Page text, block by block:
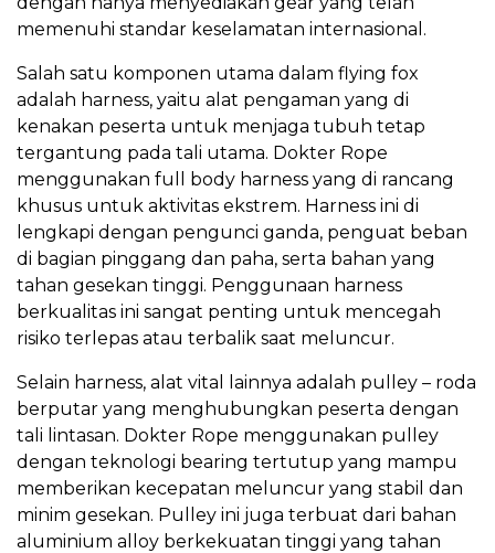
memenuhi standar keselamatan internasional.
Salah satu komponen utama dalam flying fox
adalah harness, yaitu alat pengaman yang di
kenakan peserta untuk menjaga tubuh tetap
tergantung pada tali utama. Dokter Rope
menggunakan full body harness yang di rancang
khusus untuk aktivitas ekstrem. Harness ini di
lengkapi dengan pengunci ganda, penguat beban
di bagian pinggang dan paha, serta bahan yang
tahan gesekan tinggi. Penggunaan harness
berkualitas ini sangat penting untuk mencegah
risiko terlepas atau terbalik saat meluncur.
Selain harness, alat vital lainnya adalah pulley – roda
berputar yang menghubungkan peserta dengan
tali lintasan. Dokter Rope menggunakan pulley
dengan teknologi bearing tertutup yang mampu
memberikan kecepatan meluncur yang stabil dan
minim gesekan. Pulley ini juga terbuat dari bahan
aluminium alloy berkekuatan tinggi yang tahan